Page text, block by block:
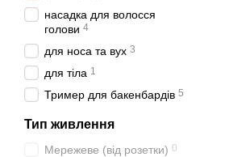
насадка для волосся
голови 4
для носа та вух 3
для тіла 1
Тример для бакенбардів 5
Тип живлення
Мережеве (від розетки) 0